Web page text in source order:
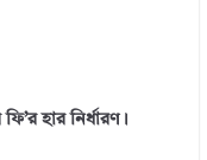
হার নির্ধারণ।